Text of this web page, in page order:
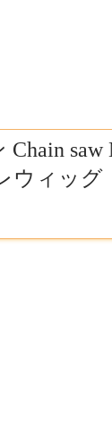
saw
ウィッグ
無料